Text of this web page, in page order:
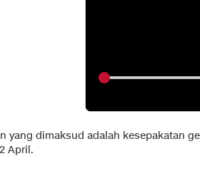
yang dimaksud adalah kesepakatan
April.